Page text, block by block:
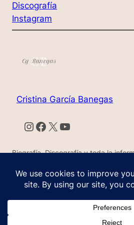
Discografía
Instagram
Cristina García Banegas
InstagramFacebook X YouTube
Biografía, Discografía y toda la
Diseñado conWordPresspor Marina